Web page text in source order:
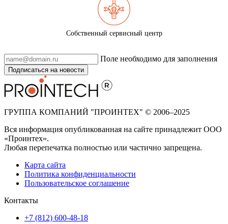
Собственный сервисный центр
Поле необходимо для заполнения
Подписаться на новости
ГРУППА КОМПАНИЙ "ПРОИНТЕХ" © 2006–2025
Вся информация опубликованная на сайте принадлежит ООО
«Проинтех».
Любая перепечатка полностью или частично запрещена.
Карта сайта
Политика конфиденциальности
Пользовательское соглашение
Контакты
+7 (812) 600-48-18